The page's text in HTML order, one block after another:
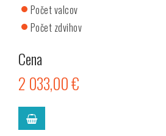
Počet valcov
Počet zdvihov
Cena
2 033,00 €